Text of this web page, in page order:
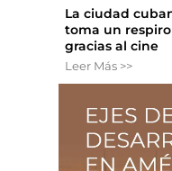
La ciudad
toma un
gracias al cine
Leer Más >>